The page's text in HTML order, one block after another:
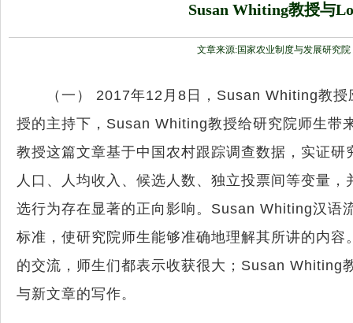
Susan Whiting教授与
文章来源:国家农业制度与发展研究院
（一） 2017年12 月 8 日， Susan Whiting教授
授的主持下， Susan Whiting教授给研究院师生带
教授这篇文章基于中国农村跟踪调查数据，实证
人口、人均收入、候选人数、独立投票间等变量
选行为存在显著的正向影响。 Susan Whiting汉语
标准，使研究院师生能够准确地理解其所讲的内
的交流，师生们都表示收获很大； Susan Whiting
与新文章的写作。